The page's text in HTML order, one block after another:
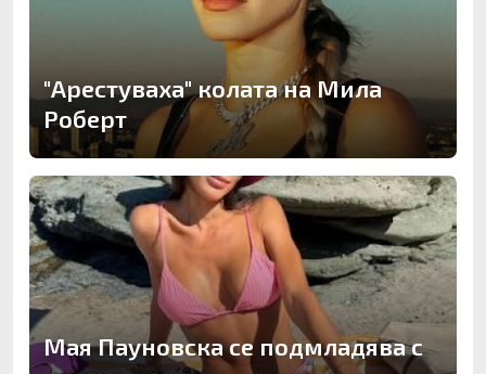
"Арестуваха" колата на Мила
Роберт
Мая Пауновска се подмладява с